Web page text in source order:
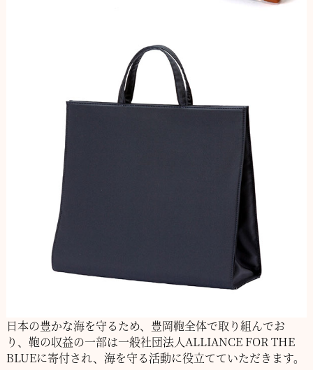
日本の豊かな海を守るため、豊岡鞄全体で取り組んでお
り、 鞄の収益の一部は一般社団法人ALLIANCE FOR THE
BLUEに寄付され、 海を守る活動に役立てていただきます。